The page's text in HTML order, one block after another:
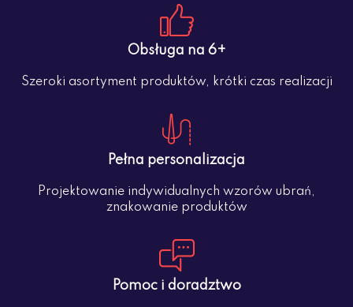
Obsługa na 6+
Szeroki asortyment produktów, krótki czas realizacji
Pełna personalizacja
Projektowanie indywidualnych wzorów ubrań,
znakowanie produktów
Pomoc i doradztwo